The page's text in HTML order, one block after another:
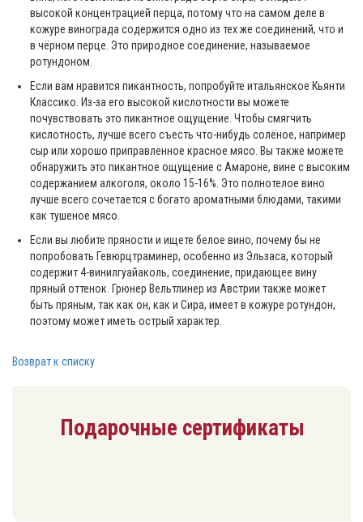
высокой концентрацией перца, потому что на самом деле в
кожуре винограда содержится одно из тех же соединений, что и
в чёрном перце. Это природное соединение, называемое
ротундоном.
Если вам нравится пикантность, попробуйте итальянское Кьянти
Классико. Из-за его высокой кислотности вы можете
почувствовать это пикантное ощущение. Чтобы смягчить
кислотность, лучше всего съесть что-нибудь солёное, например
сыр или хорошо приправленное красное мясо. Вы также можете
обнаружить это пикантное ощущение с Амароне, вине с высоким
содержанием алкоголя, около 15-16%. Это полнотелое вино
лучше всего сочетается с богато ароматными блюдами, такими
как тушеное мясо.
Если вы любите пряности и ищете белое вино, почему бы не
попробовать Гевюрцтраминер, особенно из Эльзаса, который
содержит 4-винилгуайаколь, соединение, придающее вину
пряный оттенок. Грюнер Вельтлинер из Австрии также может
быть пряным, так как он, как и Сира, имеет в кожуре ротундон,
поэтому может иметь острый характер.
Возврат к списку
Подарочные сертификаты